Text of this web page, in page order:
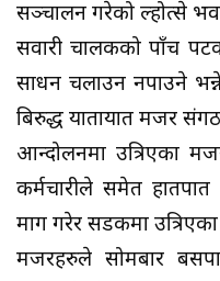
सञ्चालन गरेको ल्होत्से
सवारी चालकको पाँच
साधन चलाउन नपाउने
बिरुद्ध यातायात मजदुर
आन्दोलनमा उत्रिएका
कर्मचारीले समेत
माग गरेर सडकमा
मजदुरहरुले सोमबार